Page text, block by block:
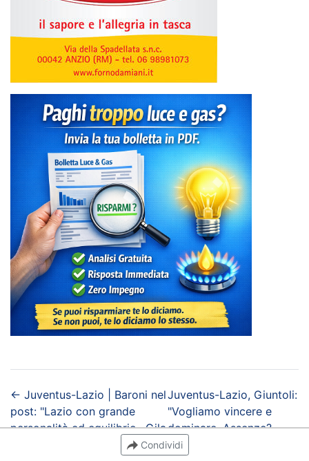
← Juventus-Lazio | Baroni nel
post: "Lazio con grande
personalità ed equilibrio…Gila
Juventus-Lazio, Giuntoli:
"Vogliamo vincere e
dominare. Assenze?
Siamo pronti a..."
Condividi